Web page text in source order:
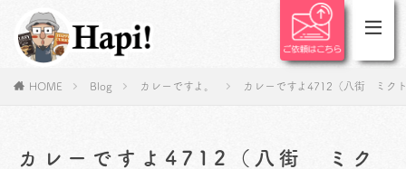
HOME Blog カレーですよ。 カレーですよ4712（八街 ミク
カレーですよ4712（八街 ミク